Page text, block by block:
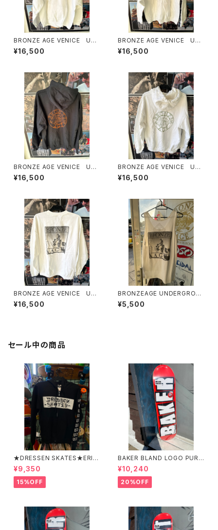
BRONZE AGE VENICE UN
DERGROUND PULLOVER
HUODIES made in USA ブロ
ディー フード付きパーカー p
hoto shot jayadams photo
by Josh Bagel Klassman
¥16,500
BRONZE AGE VENICE UN
DERGROUND PULLOVER
HUODIES made in USA ブロ
ーディー フード付きパーカ
ー photo shot jayadams p
hoto by Josh Bagel Klass
man
¥16,500
BRONZE AGE VENICE UN
DERGROUND PULLOVER
HUODIES made in USA ブロ
フード付きパーカー
¥16,500
BRONZE AGE VENICE UN
DERGROUND PULLOVER
HUODIES made in USA ブロ
フード付きパーカー
¥16,500
BRONZE AGE VENICE UN
DERGROUND crewneck sw
eatsshirts made in USA ブ
y Josh Bagel Klassman
¥16,500
BRONZEAGE UNDERGROU
ND ブロンズエイジアンダーグ
ラウンド USA タンクトップ
¥5,500
セール中の商品
★DRESSEN SKATES★ERIC
DRESSEN BLACK ZIP HOO
D PARKER ドレッセンスケーツ
スケート エリックドレッセン
ブラック フードパーカー フー
¥9,350
15%OFF
BAKER BLAND LOGO PURP
LE DECK 8.0 ベイカー ブラ
ンド ロゴ パープル デッ
キ 8インチ スケートボード ス
ケボー
¥10,240
20%OFF